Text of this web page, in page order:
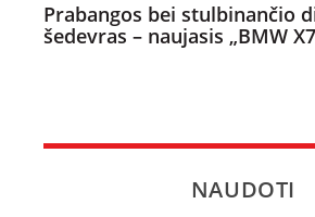
Prabangos bei stulbinančio
šedevras – naujasis „BMW
NAUDOTI